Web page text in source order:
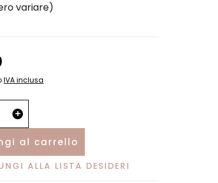
variare)
IVA inclusa
al carrello
ALLA LISTA DESIDERI